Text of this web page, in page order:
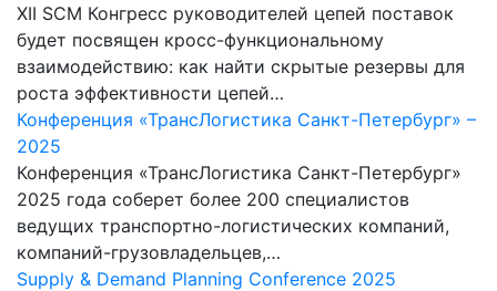
XII SCM Конгресс руководителей цепей поставок
будет посвящен кросс-функциональному
взаимодействию: как найти скрытые резервы для
роста эффективности цепей…
Конференция «ТрансЛогистика Санкт-Петербург» –
2025
Конференция «ТрансЛогистика Санкт-Петербург»
2025 года соберет более 200 специалистов
ведущих транспортно-логистических компаний,
компаний-грузовладельцев,…
Supply & Demand Planning Conference 2025